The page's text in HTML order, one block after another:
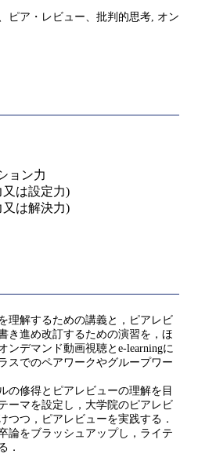
ピア・レビュー、批判的思考, オン
ョン力
又は設定力)
又は解決力)
理解するための講義と，ピアレビ
き進め改訂するための演習を，ほ
ンデマンド動画視聴とe-learningに
スでのペアワークやグループワー
の修得とピアレビューの理解を目
ーマを設定し，大学院のピアレビ
つつ，ピアレビューを実践する．
論をブラッシュアップし，ライテ
．